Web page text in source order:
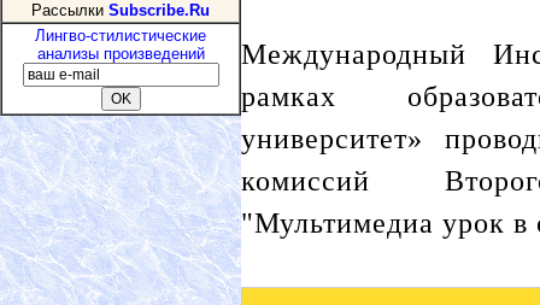
Международный
рамках
университет»
комиссий
"Мультимедиа урок
Рассылки Subscribe.Ru
Лингво-стилистические
анализы произведений